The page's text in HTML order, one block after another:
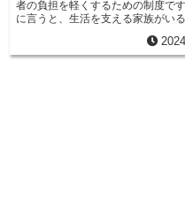
位の病気やケガには適用されない
に注意が必要です。例えば、胃が
したがん保険に加入していた場合、
と診断されても保障の対象とはな
ん。また、手足のケガに限定した
者の負担を軽くするための制度で
に言うと、生活を支える家族がい
もととなる金額から一定額を差し
ができるのです。この差し引かれ